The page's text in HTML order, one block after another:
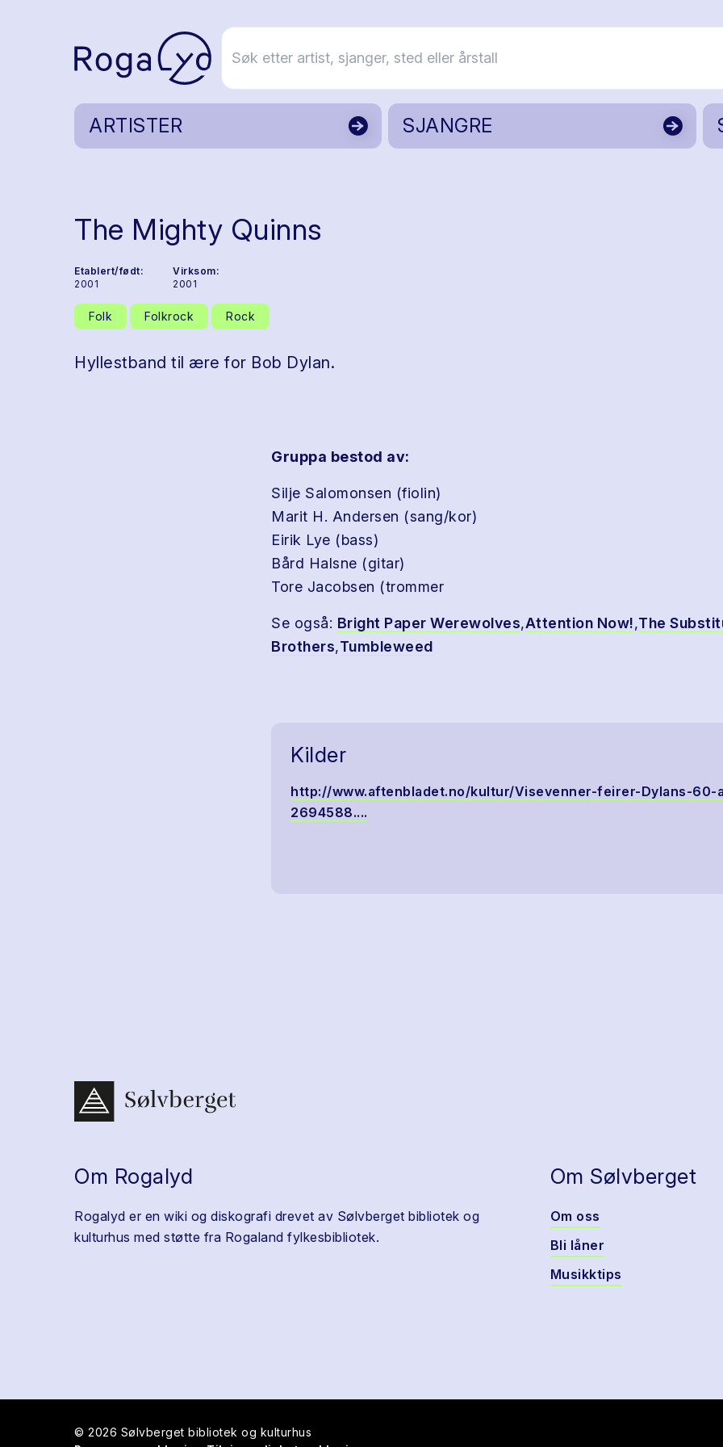
ARTISTER SJANGRE
The Mighty Quinns
Etablert/født:
2001
Virksom:
2001
Folk Folkrock Rock
Hyllestband til ære for Bob Dylan.
Gruppa bestod av:
Silje Salomonsen (fiolin)
Marit H. Andersen (sang/kor)
Eirik Lye (bass)
Bård Halsne (gitar)
Tore Jacobsen (trommer
Se også: Bright Paper Werewolves,Attention Now!,The
Brothers,Tumbleweed
Kilder
http://www.aftenbladet.no/kultur/Visevenner-feirer-Dylans-60-
2694588....
Om Rogalyd
Rogalyd er en wiki og diskografi drevet av Sølvberget bibliotek og
kulturhus med støtte fra Rogaland fylkesbibliotek.
Om Sølvberget
Om oss
Bli låner
Musikktips
© 2026 Sølvberget bibliotek og kulturhus